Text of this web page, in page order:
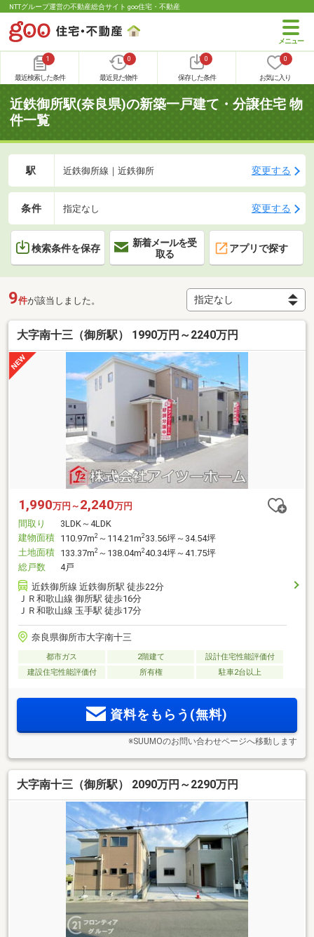
NTTグループ運営の不動産総合サイト goo住宅・不動産
1
最近検索した条件
0
最近見た物件
0
保存した条件
0
お気に入り
近鉄御所駅(奈良県)の新築一戸建て・分譲住宅 物
件一覧
駅 近鉄御所線｜近鉄御所 変更する
条件 指定なし 変更する
検索条件を保存
新着メールを受
取る
アプリで探す
9件が該当しました。
大字南十三（御所駅） 1990万円～2240万円
1,990万円～ 2,240万円
間取り
3LDK～4LDK
建物面積 110.97m2 ～114.21m233.56坪～34.54坪
土地面積 133.37m2 ～138.04m240.34坪～41.75坪
総戸数
4戸
近鉄御所線 近鉄御所駅 徒歩22分
ＪＲ和歌山線 御所駅 徒歩16分
ＪＲ和歌山線 玉手駅 徒歩17分
奈良県御所市大字南十三
都市ガス 2階建て
設計住宅性能評価付
建設住宅性能評価付
所有権 駐車2台以上
資料をもらう(無料)
※SUUMOのお問い合わせページへ移動します
大字南十三（御所駅） 2090万円～2290万円